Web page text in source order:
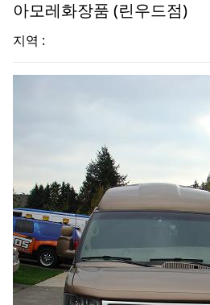
아모레화장품 (린우드점)
지역 :